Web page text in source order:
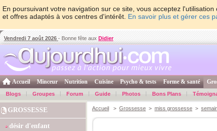
En poursuivant votre navigation sur ce site, vous acceptez
et offres adaptés à vos centres d'intérêt. En savoir plus et gérer ces
Vendredi 7 août 2026 - Bonne fête aux Didier
Accueil Minceur Nutrition Cuisine Psycho & tests Forme & santé
Blogs Groupes Forum Guide Photos Bons Plans
GROSSESSE
désir d'enfant
Accueil > Grossesse > miss grossesse >